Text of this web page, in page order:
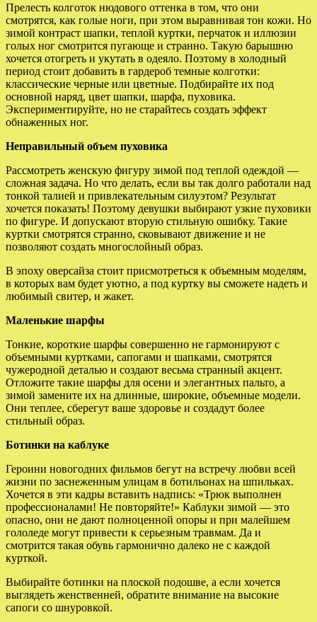
Прелесть колготок нюдового оттенка в том, что они
смотрятся, как голые ноги, при этом выравнивая тон кожи. Но
зимой контраст шапки, теплой куртки, перчаток и иллюзии
голых ног смотрится пугающе и странно. Такую барышню
хочется отогреть и укутать в одеяло. Поэтому в холодный
период стоит добавить в гардероб темные колготки:
классические черные или цветные. Подбирайте их под
основной наряд, цвет шапки, шарфа, пуховика.
Экспериментируйте, но не старайтесь создать эффект
обнаженных ног.
Неправильный объем пуховика
Рассмотреть женскую фигуру зимой под теплой одеждой —
сложная задача. Но что делать, если вы так долго работали над
тонкой талией и привлекательным силуэтом? Результат
хочется показать! Поэтому девушки выбирают узкие пуховики
по фигуре. И допускают вторую стильную ошибку. Такие
куртки смотрятся странно, сковывают движение и не
позволяют создать многослойный образ.
В эпоху оверсайза стоит присмотреться к объемным моделям,
в которых вам будет уютно, а под куртку вы сможете надеть и
любимый свитер, и жакет.
Маленькие шарфы
Тонкие, короткие шарфы совершенно не гармонируют с
объемными куртками, сапогами и шапками, смотрятся
чужеродной деталью и создают весьма странный акцент.
Отложите такие шарфы для осени и элегантных пальто, а
зимой замените их на длинные, широкие, объемные модели.
Они теплее, сберегут ваше здоровье и создадут более
стильный образ.
Ботинки на каблуке
Героини новогодних фильмов бегут на встречу любви всей
жизни по заснеженным улицам в ботильонах на шпильках.
Хочется в эти кадры вставить надпись: «Трюк выполнен
профессионалами! Не повторяйте!» Каблуки зимой — это
опасно, они не дают полноценной опоры и при малейшем
гололеде могут привести к серьезным травмам. Да и
смотрится такая обувь гармонично далеко не с каждой
курткой.
Выбирайте ботинки на плоской подошве, а если хочется
выглядеть женственней, обратите внимание на высокие
сапоги со шнуровкой.